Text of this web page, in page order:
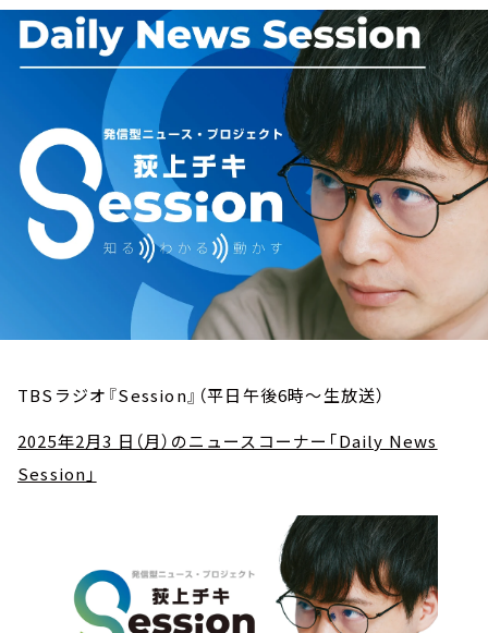
お知らせ
イベント・グッズ
YouTube
会社情報
TBSラジオ『Session』（平日午後6時～生放送）
2025年2月3 日（月）のニュースコーナー「Daily News
Session」